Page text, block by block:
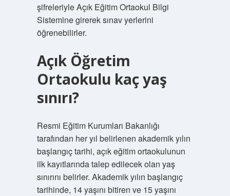
şifreleriyle Açık Eğitim Ortaokul Bilgi
Sistemine girerek sınav yerlerini
öğrenebilirler.
Açık Öğretim
Ortaokulu kaç yaş
sınırı?
Resmi Eğitim Kurumları Bakanlığı
tarafından her yıl belirlenen akademik yılın
başlangıç ​​tarihi, açık eğitim ortaokulunun
ilk kayıtlarında talep edilecek olan yaş
sınırını belirler. Akademik yılın başlangıç ​​
tarihinde, 14 yaşını bitiren ve 15 yaşını